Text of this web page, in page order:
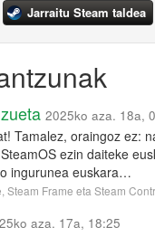
Jarraitu Steam taldea
2025ko aza. 18a,
Tamalez, oraingoz ez:
ezin daiteke
ingurunea euskara…
Steam Frame eta Steam
aza. 17a, 18:25